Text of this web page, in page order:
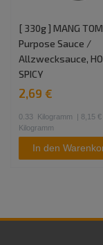
[ 330g ] MANG
Purpose Sauce /
Allzwecksauce,
SPICY
2,69 €
0.33 Kilogramm
| 8,15 €
Kilogramm
In den